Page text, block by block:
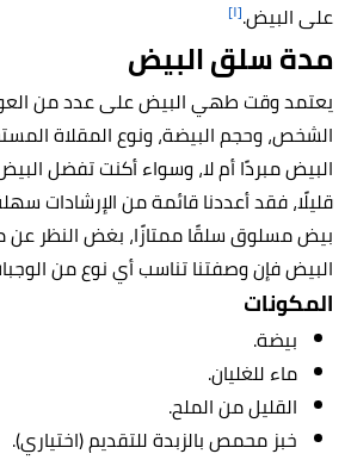
على البيض.[١]
مدة سلق البيض
يعتمد وقت طهي البيض على عدد من
الشخص، وحجم البيضة، ونوع المقلاة
البيض مبردًا أم لا، وسواء أكنت تفضل
قليلًا، فقد أعددنا قائمة من الإرشادات
بيض مسلوق سلقًا ممتازًا، بغض النظر
البيض فإن وصفتنا تناسب أي نوع من
المكونات
بيضة.
ماء للغليان.
القليل من الملح.
خبز محمص بالزبدة للتقديم (اختياري).